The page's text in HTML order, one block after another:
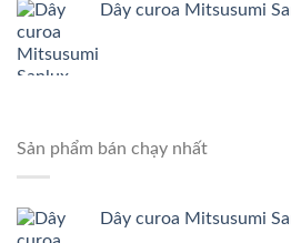
Dây curoa Mitsusumi
Sản phẩm bán chạy nhất
Dây curoa Mitsusumi